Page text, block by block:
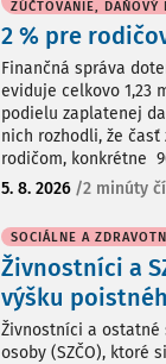
ZÚČTOVANIE, DAŇOVÝ
2 % pre
Finančná správa
eviduje celkovo 1,23
podielu zaplatenej
nich rozhodli, že
rodičom, konkrétne
5. 8. 2026 /2 minúty
SOCIÁLNE A
Živnostníci a
výšku
Živnostníci a ostatné
osoby (SZČO), ktoré